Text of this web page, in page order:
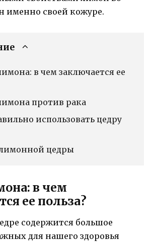
именно своей кожуре.
в чем заключается ее
против рака
использовать цедру
цедры
в чем
ее польза?
содержится большое
для нашего здоровья